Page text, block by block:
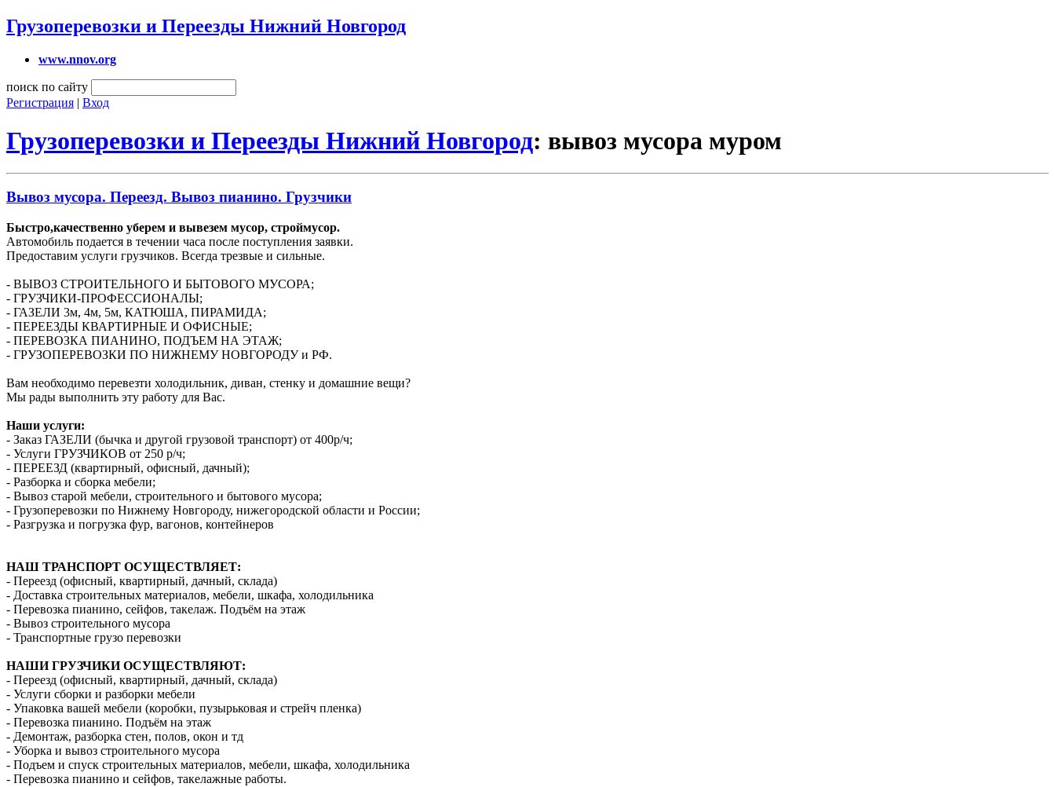
Грузоперевозки и Переезды Нижний Новгород
www.nnov.org
поиск по сайту
Регистрация | Вход
Грузоперевозки и Переезды Нижний Новгород: вывоз мусора муром
Вывоз мусора. Переезд. Вывоз пианино. Грузчики
Быстро,качественно уберем и вывезем мусор, строймусор.
Автомобиль подается в течении часа после поступления заявки.
Предоставим услуги грузчиков. Всегда трезвые и сильные.
- ВЫВОЗ СТРОИТЕЛЬНОГО И БЫТОВОГО МУСОРА;
- ГРУЗЧИКИ-ПРОФЕССИОНАЛЫ;
- ГАЗЕЛИ 3м, 4м, 5м, КАТЮША, ПИРАМИДА;
- ПЕРЕЕЗДЫ КВАРТИРНЫЕ И ОФИСНЫЕ;
- ПЕРЕВОЗКА ПИАНИНО, ПОДЪЕМ НА ЭТАЖ;
- ГРУЗОПЕРЕВОЗКИ ПО НИЖНЕМУ НОВГОРОДУ и РФ.
Вам необходимо перевезти холодильник, диван, стенку и домашние вещи?
Мы рады выполнить эту работу для Вас.
Наши услуги:
- Заказ ГАЗЕЛИ (бычка и другой грузовой транспорт) от 400р/ч;
- Услуги ГРУЗЧИКОВ от 250 р/ч;
- ПЕРЕЕЗД (квартирный, офисный, дачный);
- Разборка и сборка мебели;
- Вывоз старой мебели, строительного и бытового мусора;
- Грузоперевозки по Нижнему Новгороду, нижегородской области и России;
- Разгрузка и погрузка фур, вагонов, контейнеров
НАШ ТРАНСПОРТ ОСУЩЕСТВЛЯЕТ:
- Переезд (офисный, квартирный, дачный, склада)
- Доставка строительных материалов, мебели, шкафа, холодильника
- Перевозка пианино, сейфов, такелаж. Подъём на этаж
- Вывоз строительного мусора
- Транспортные грузо перевозки
НАШИ ГРУЗЧИКИ ОСУЩЕСТВЛЯЮТ:
- Переезд (офисный, квартирный, дачный, склада)
- Услуги сборки и разборки мебели
- Упаковка вашей мебели (коробки, пузырьковая и стрейч пленка)
- Перевозка пианино. Подъём на этаж
- Демонтаж, разборка стен, полов, окон и тд
- Уборка и вывоз строительного мусора
- Подъем и спуск строительных материалов, мебели, шкафа, холодильника
- Перевозка пианино и сейфов, такелажные работы.